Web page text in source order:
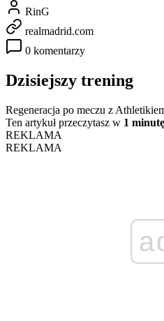
RinG
realmadrid.com
0 komentarzy
Dzisiejszy trening
Regeneracja po meczu z
Ten artykuł przeczytasz w 1
REKLAMA
REKLAMA